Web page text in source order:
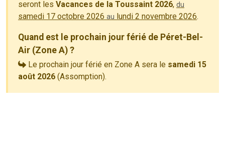
seront les Vacances de la Toussaint 2026, du
samedi 17 octobre 2026 au lundi 2 novembre 2026.
Quand est le prochain jour férié de Péret-Bel-
Air (Zone A) ?
Le prochain jour férié en Zone A sera le samedi 15
août 2026 (Assomption).